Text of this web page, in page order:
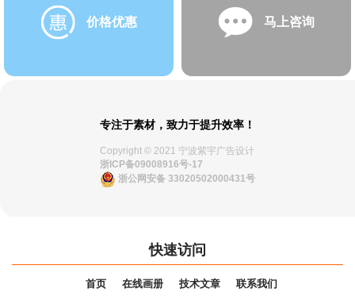
价格优惠 马上咨询
专注于素材，致力于提升效率！
Copyright © 2021 宁波紫宇广告设计
浙ICP备09008916号-17
浙公网安备 33020502000431号
快速访问
首页 在线画册 技术文章 联系我们